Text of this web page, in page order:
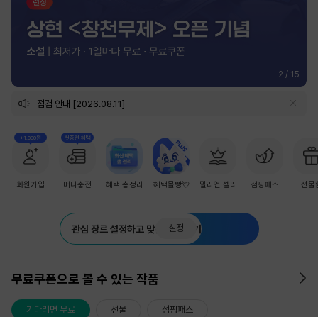
2 / 15
점검 안내 [2026.08.11]
+1,000원
회원가입
첫충전 혜택
머니충전 혜택 총정리 혜택몰빵💘 밀리언 셀러 점핑패스 선물
관심 장르 설정하고 맞춤 추천 받기
설정
무료쿠폰으로 볼 수 있는 작품
기다리면 무료 선물 점핑패스